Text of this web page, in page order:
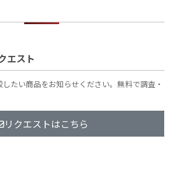
エスト
たい商品をお知らせください。無料で調査・
リクエストはこちら